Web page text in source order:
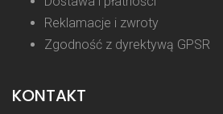
Reklamacje i zwroty
Zgodność z dyrektywą GPSR
KONTAKT